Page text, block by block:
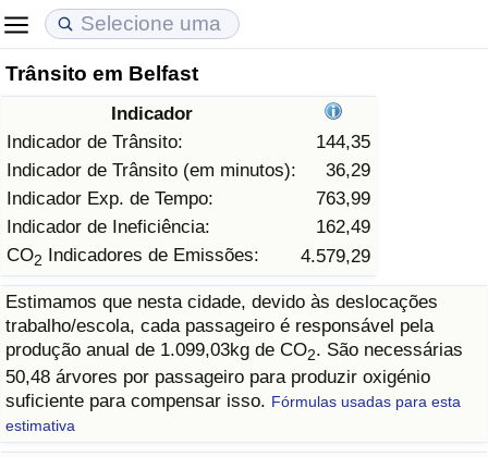
Trânsito em Belfast
Indicador
Indicador de Trânsito:
144,35
Indicador de Trânsito (em minutos):
36,29
Indicador Exp. de Tempo:
763,99
Indicador de Ineficiência:
162,49
CO2 Indicadores de Emissões: 4.579,29
Estimamos que nesta cidade, devido às deslocações
trabalho/escola, cada passageiro é responsável pela
produção anual de 1.099,03kg de CO2. São necessárias
50,48 árvores por passageiro para produzir oxigénio
suficiente para compensar isso. Fórmulas usadas para esta
estimativa
Custo de Vida
Indicador de Custo de Vida (Atual)
Indicador de Custo de Vida
Indicador de Custo de Vida Por País
em Aqaba
Preços de Imóveis
Indicador de Preços de Imóveis (Atual)
Indicador de Preços de Imóveis
Indicador de Preços de Imóveis por País
Qualidade de Vida
Indicador de Qualidade de Vida
Indicador de Qualidade de Vida (Atual)
Índice de qualidade de vida por país
Crime
Taxa do Indicador de Crime (Atual)
Indicador de Crime